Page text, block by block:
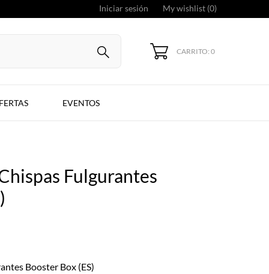
Iniciar sesión My wishlist (0)
CARRITO: 0
EVENTOS
Fulgurantes
Booster Box (ES)